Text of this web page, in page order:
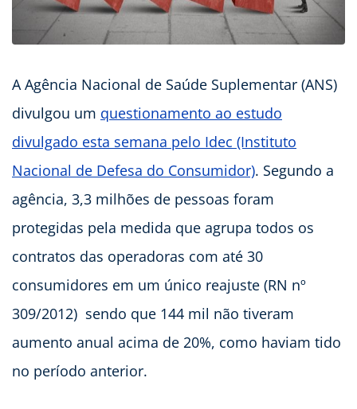
A Agência Nacional de Saúde Suplementar (ANS)
divulgou um questionamento ao estudo
divulgado esta semana pelo Idec (Instituto
Nacional de Defesa do Consumidor). Segundo a
agência, 3,3 milhões de pessoas foram
protegidas pela medida que agrupa todos os
contratos das operadoras com até 30
consumidores em um único reajuste (RN nº
309/2012)  sendo que 144 mil não tiveram
aumento anual acima de 20%, como haviam tido
no período anterior.